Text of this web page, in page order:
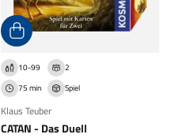
10-99
2
75 min
Spiel
Klaus Teuber
CATAN - Das Duell